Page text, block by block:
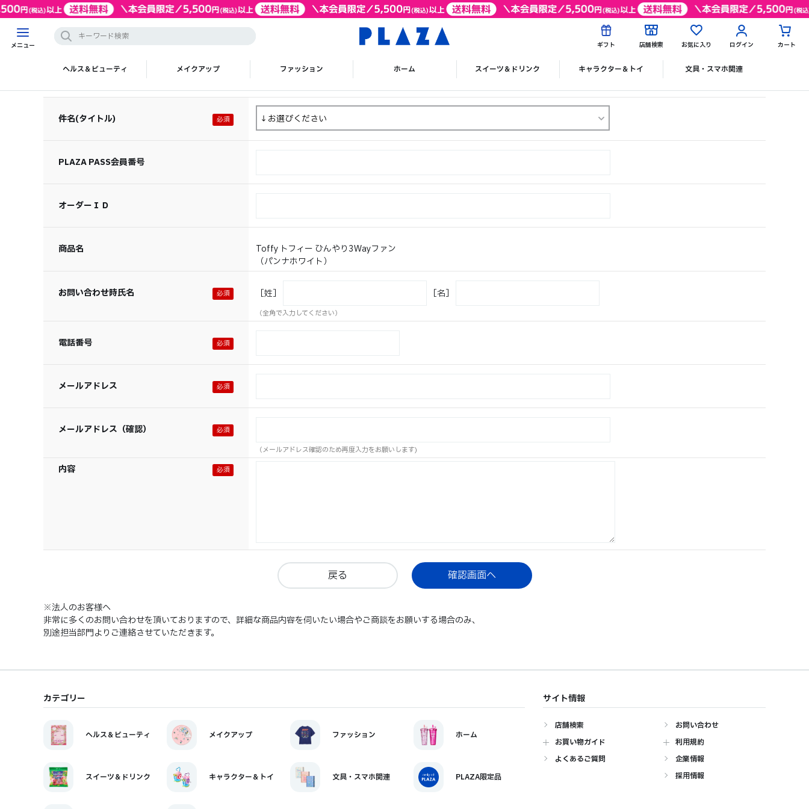
メニュー ギフト 店舗検索 お気に入り ログイン カート
ヘルス＆ビューティ メイクアップ ファッション ホーム スイーツ＆ドリンク キャラクター＆トイ 文具・スマホ関連
件名(タイトル)
PLAZA PASS会員番号
オーダーＩＤ
商品名
Toffy トフィー ひんやり3Wayファン
（パンナホワイト）
お問い合わせ時氏名 ［姓］ ［名］
（全角で入力してください）
電話番号
メールアドレス
メールアドレス（確認）
（メールアドレス確認のため再度入力をお願いします)
内容
戻る
※法人のお客様へ
非常に多くのお問い合わせを頂いておりますので、詳細な商品内容を伺いたい場合やご商談をお願いする場合のみ、
別途担当部門よりご連絡させていただきます。
カテゴリー
ヘルス＆ビューティ メイクアップ ファッション ホーム
スイーツ＆ドリンク キャラクター＆トイ 文具・スマホ関連 PLAZA限定品
サイト情報
店舗検索
お買い物ガイド
よくあるご質問
お問い合わせ
利用規約
企業情報
採用情報